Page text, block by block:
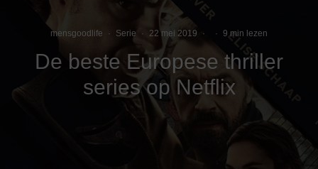
mensgoodlife · Serie · 22 mei 2019 · · 9 min lezen
De beste Europese thriller
series op Netflix